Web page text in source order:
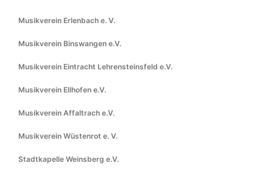
Musikverein Erlenbach e. V.
Musikverein Binswangen e.V.
Musikverein Eintracht Lehrensteinsfeld e.V.
Musikverein Ellhofen e.V.
Musikverein Affaltrach e.V.
Musikverein Wüstenrot e. V.
Stadtkapelle Weinsberg e.V.